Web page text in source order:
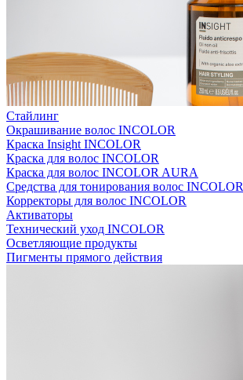
Стайлинг
Окрашивание волос INCOLOR
Краска Insight INCOLOR
Краска для волос INCOLOR
Краска для волос INCOLOR AURA
Средства для тонирования волос INCOLOR
Корректоры для волос INCOLOR
Активаторы
Технический уход INCOLOR
Осветляющие продукты
Пигменты прямого действия